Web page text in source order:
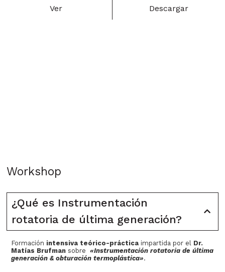
Ver Descargar
Workshop
¿Qué es Instrumentación
rotatoria de última generación?
Formación intensiva teórico-prácticaimpartida por el Dr.
Matías Brufmansobre «Instrumentación rotatoria de última
generación & obturación termoplástica».